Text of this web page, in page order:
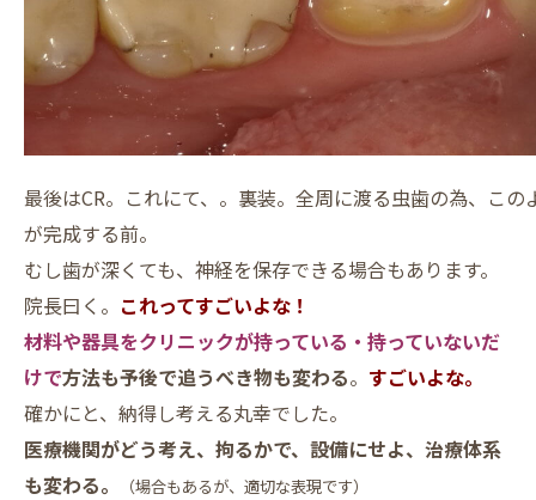
最後はCR。これにて、。裏装。全周に渡る虫歯の為、こ
が完成する前。
むし歯が深くても、神経を保存できる場合もあります。
院長曰く。 これってすごいよな！
材料や器具をクリニックが持っている・持っていないだ
けで方法も予後で追うべき物も変わる。 すごいよな。
確かにと、納得し考える丸幸でした。
医療機関がどう考え、拘るかで、設備にせよ、治療体系
も変わる。
（場合もあるが、適切な表現です）